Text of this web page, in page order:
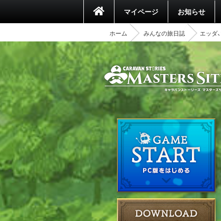
マイページ お知らせ
ホーム みんなの旅日誌 エッダ